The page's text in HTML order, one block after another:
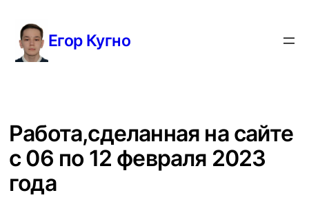
содержимому
Егор Кугно
Работа,сделанная на сайте
с 06 по 12 февраля 2023
года